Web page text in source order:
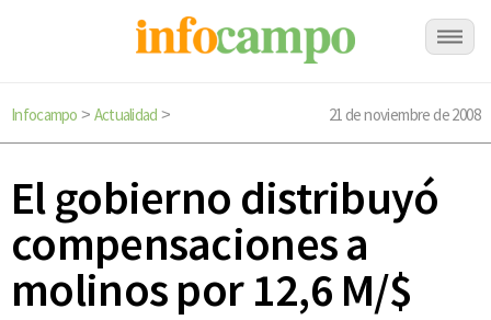
Infocampo > Actualidad > 21 de noviembre de 2008
El gobierno distribuyó
compensaciones a
molinos por 12,6 M/$